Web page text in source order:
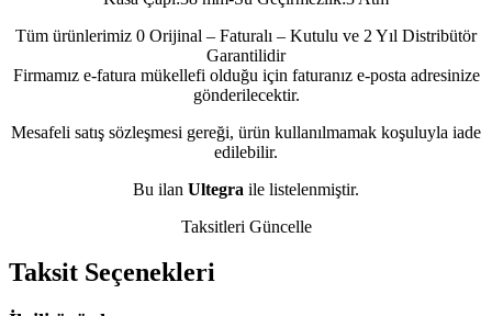
Tüm ürünlerimiz 0 Orijinal – Faturalı – Kutulu ve 2 Yıl Distribütör
Garantilidir
Firmamız e-fatura mükellefi olduğu için faturanız e-posta adresinize
gönderilecektir.
Mesafeli satış sözleşmesi gereği, ürün kullanılmamak koşuluyla iade
edilebilir.
Bu ilan Ultegra ile listelenmiştir.
Taksitleri Güncelle
Taksit Seçenekleri